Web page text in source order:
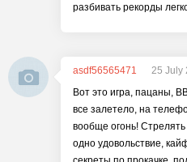
разбивать рекорды
asdf56565471
25 July
Вот это игра, пацаны,
все залетело, на
вообще огонь!
одно удовольствие,